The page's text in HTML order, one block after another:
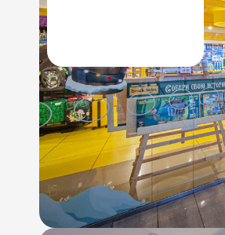
+7 (495) 970-15-55
info@atrium.su